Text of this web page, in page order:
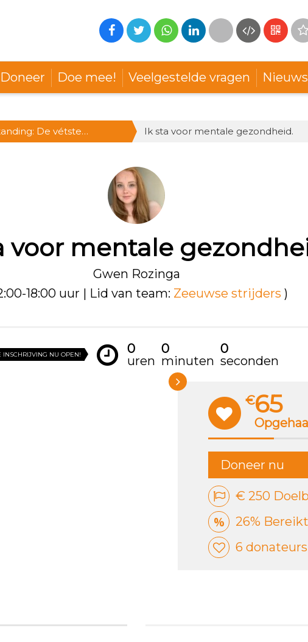
Doneer Doe mee! Veelgestelde vragen Nieuws
De vétste
Ik sta voor mentale gezondheid.
voor mentale
Gwen Rozinga
18:00 uur | Lid van team: Zeeuwse strijders )
INSCHRIJVING NU OPEN!
0
uren
0
minuten
0
seconden
€65
Doneer nu
€ 250
26% Bereikt
6 donateurs